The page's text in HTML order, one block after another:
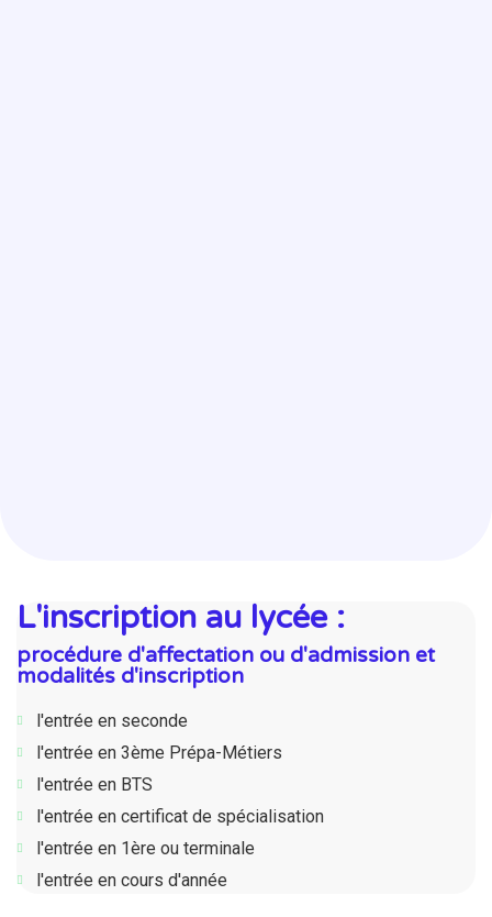
L'inscription au lycée :
procédure d'affectation ou d'admission et
modalités d'inscription
l'entrée en seconde
l'entrée en 3ème Prépa-Métiers
l'entrée en BTS
l'entrée en certificat de spécialisation
l'entrée en 1ère ou terminale
l'entrée en cours d'année